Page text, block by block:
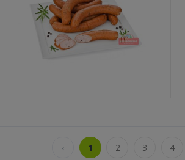
‹ 1 2 3 4